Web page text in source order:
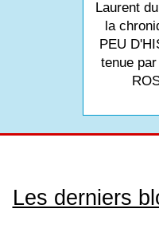
Laurent
la
PEU
tenue
Les derniers